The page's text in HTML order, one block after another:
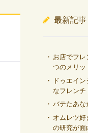
最新記事
お店でフレ
つのメリッ
ドゥエイ
なフレンチ
バテたあな
オムレツ
の研究が面